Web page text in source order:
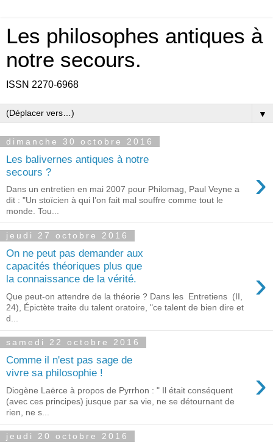
Les philosophes antiques à
notre secours.
ISSN 2270-6968
▼
dimanche 30 octobre 2016
Les balivernes antiques à notre
secours ?
›
Dans un entretien en mai 2007 pour Philomag, Paul Veyne a
dit : "Un stoïcien à qui l’on fait mal souffre comme tout le
monde. Tou...
jeudi 27 octobre 2016
On ne peut pas demander aux
capacités théoriques plus que
la connaissance de la vérité.
›
Que peut-on attendre de la théorie ? Dans les Entretiens (II,
24), Épictète traite du talent oratoire, "ce talent de bien dire et
d...
samedi 22 octobre 2016
Comme il n'est pas sage de
vivre sa philosophie !
›
Diogène Laërce à propos de Pyrrhon : " Il était conséquent
(avec ces principes) jusque par sa vie, ne se détournant de
rien, ne s...
jeudi 20 octobre 2016